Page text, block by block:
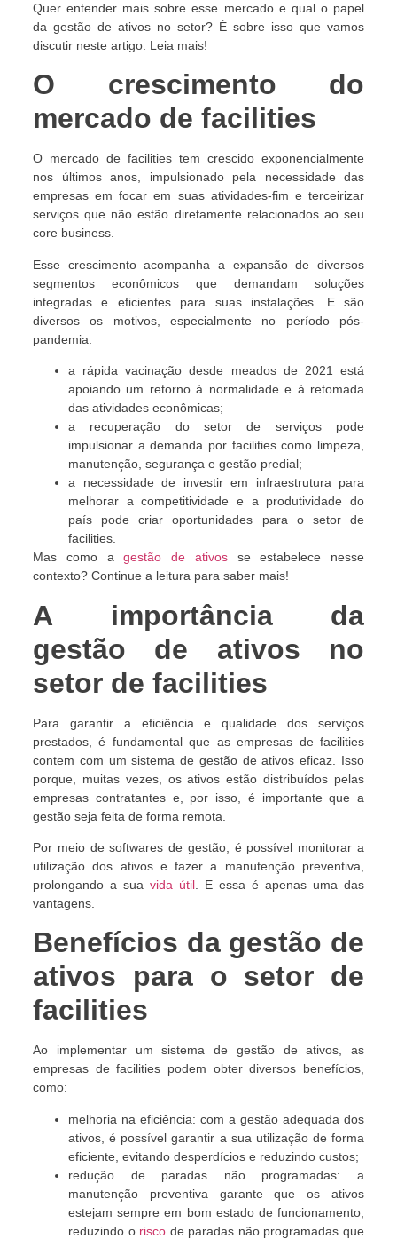
Quer entender mais sobre esse mercado e qual o papel
da gestão de ativos no setor? É sobre isso que vamos
discutir neste artigo. Leia mais!
O crescimento do
mercado de facilities
O mercado de facilities tem crescido exponencialmente
nos últimos anos, impulsionado pela necessidade das
empresas em focar em suas atividades-fim e terceirizar
serviços que não estão diretamente relacionados ao seu
core business.
Esse crescimento acompanha a expansão de diversos
segmentos econômicos que demandam soluções
integradas e eficientes para suas instalações. E são
diversos os motivos, especialmente no período pós-
pandemia:
a rápida vacinação desde meados de 2021 está
apoiando um retorno à normalidade e à retomada
das atividades econômicas;
a recuperação do setor de serviços pode
impulsionar a demanda por facilities como limpeza,
manutenção, segurança e gestão predial;
a necessidade de investir em infraestrutura para
melhorar a competitividade e a produtividade do
país pode criar oportunidades para o setor de
facilities.
Mas como agestão de ativosse estabelece nesse
contexto? Continue a leitura para saber mais!
A importância da
gestão de ativos no
setor de facilities
Para garantir a eficiência e qualidade dos serviços
prestados, é fundamental que as empresas de facilities
contem com um sistema de gestão de ativos eficaz. Isso
porque, muitas vezes, os ativos estão distribuídos pelas
empresas contratantes e, por isso, é importante que a
gestão seja feita de forma remota.
Por meio de softwares de gestão, é possível monitorar a
utilização dos ativos e fazer a manutenção preventiva,
prolongando a sua vida útil . E essa é apenas uma das
vantagens.
Benefícios da gestão de
ativos para o setor de
facilities
Ao implementar um sistema de gestão de ativos, as
empresas de facilities podem obter diversos benefícios,
como:
melhoria na eficiência: com a gestão adequada dos
ativos, é possível garantir a sua utilização de forma
eficiente, evitando desperdícios e reduzindo custos;
redução de paradas não programadas: a
manutenção preventiva garante que os ativos
estejam sempre em bom estado de funcionamento,
reduzindo orisco de paradas não programadas que